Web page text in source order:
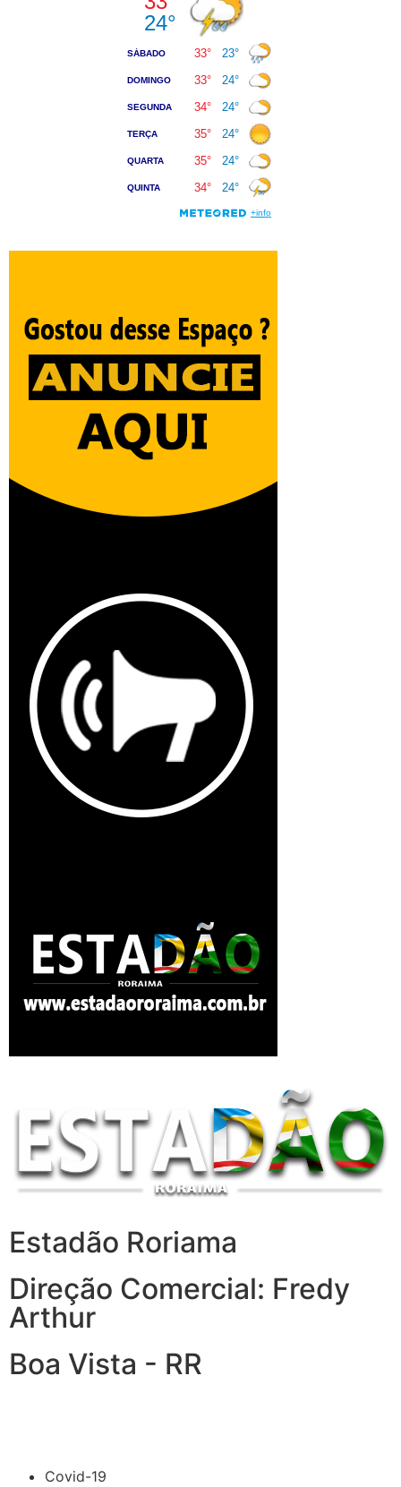
Estadão Roriama
Direção Comercial: Fredy
Arthur
Boa Vista - RR
Covid-19